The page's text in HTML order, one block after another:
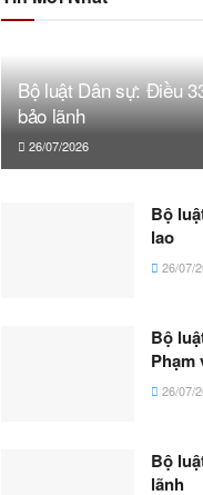
Bộ luật Dân sự: Điều
bảo lãnh
26/07/2026
Bộ
lao
26/07/
Bộ
Phạm
26/07/
Bộ
lãnh